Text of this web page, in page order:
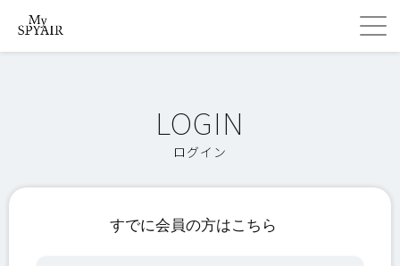
ログイン
すでに会員の方はこちら